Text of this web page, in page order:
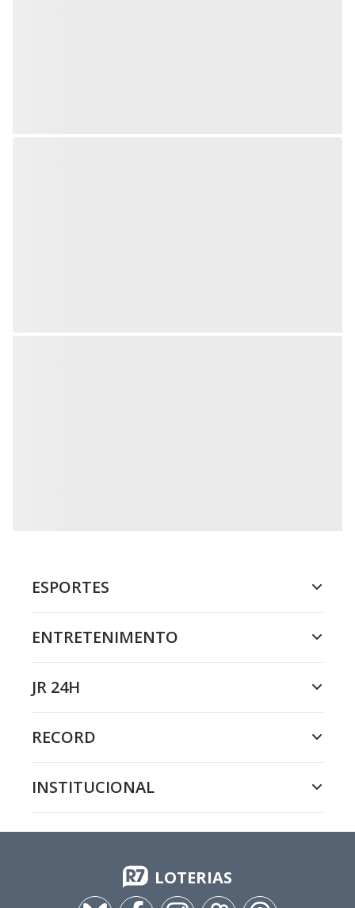
ESPORTES
ENTRETENIMENTO
JR 24H
RECORD
INSTITUCIONAL
LOTERIAS